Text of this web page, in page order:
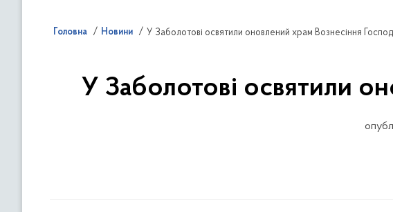
Головна Новини У Заболотові освятили оновлений храм Вознесіння
У Заболотові освятили